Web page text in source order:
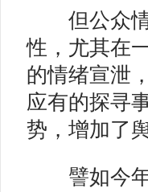
但公众情
性，尤其在
的情绪宣泄
应有的探寻
势，增加了
譬如今年5